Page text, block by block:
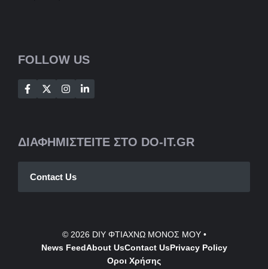
FOLLOW US
ΔΙΑΦΗΜΙΣΤΕΙΤΕ ΣΤΟ DO-IT.GR
Contact Us
© 2026 DIY ΦΤΙΑΧΝΩ ΜΟΝΟΣ ΜΟΥ•
News FeedAbout UsContactUsPrivacy Policy
Οροι Χρήσης